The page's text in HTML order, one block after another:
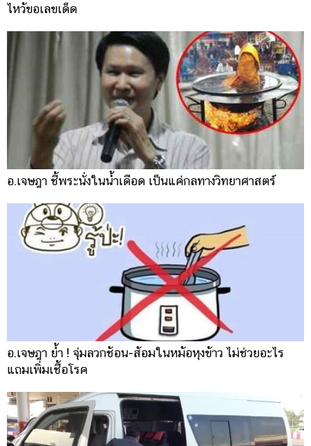
ไหว้ขอเลขเด็ด
อ.เจษฎา ชี้พระนั่งในน้ำเดือด เป็นแค่กลทางวิทยาศาสตร์
อ.เจษฎา ย้ำ ! จุ่มลวกช้อน-ส้อมในหม้อหุงข้าว ไม่ช่วยอะไร
แถมเพิ่มเชื้อโรค